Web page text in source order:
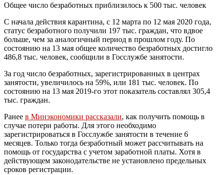
Общее число безработных приблизилось к 500 тыс. человек
С начала действия карантина, с 12 марта по 12 мая 2020 года,
статус безработного получили 197 тыс. граждан, что вдвое
больше, чем за аналогичный период в прошлом году. По
состоянию на 13 мая общее количество безработных достигло
486,8 тыс. человек, сообщили в Госслужбе занятости.
За год число безработных, зарегистрированных в центрах
занятости, увеличилось на 59%, или 181 тыс. человек. По
состоянию на 13 мая 2019-го этот показатель составлял 305,4
тыс. граждан.
Ранее в Минэкономики рассказали, как получить помощь в
случае потери работы. Для этого необходимо
зарегистрироваться в Госслужбе занятости в течение 6
месяцев. Только тогда безработный может рассчитывать на
помощь от государства с учетом заработной платы. Хотя в
действующем законодательстве не установлено предельных
сроков регистрации.